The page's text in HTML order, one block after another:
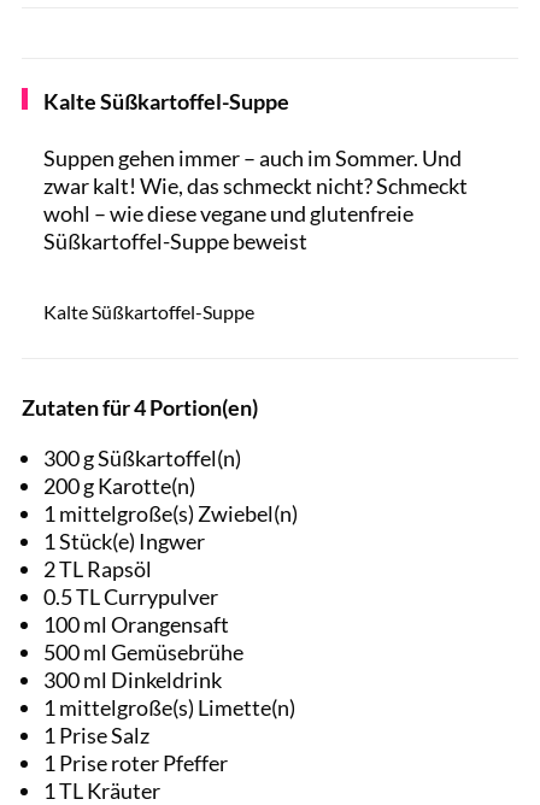
Kalte Süßkartoffel-Suppe
Suppen gehen immer – auch im Sommer. Und
zwar kalt! Wie, das schmeckt nicht? Schmeckt
wohl – wie diese vegane und glutenfreie
Süßkartoffel-Suppe beweist
Kalte Süßkartoffel-Suppe
Zutaten für 4 Portion(en)
300 g Süßkartoffel(n)
200 g Karotte(n)
1 mittelgroße(s) Zwiebel(n)
1 Stück(e) Ingwer
2 TL Rapsöl
0.5 TL Currypulver
100 ml Orangensaft
500 ml Gemüsebrühe
300 ml Dinkeldrink
1 mittelgroße(s) Limette(n)
1 Prise Salz
1 Prise roter Pfeffer
1 TL Kräuter